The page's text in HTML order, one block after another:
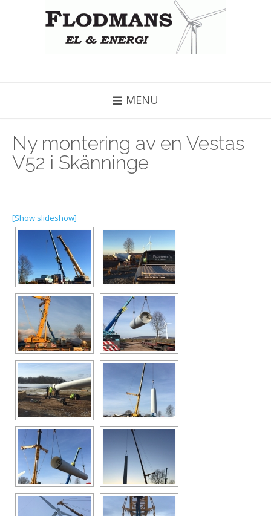
MENU
Ny montering av en Vestas
V52 i Skänninge
[Show slideshow]